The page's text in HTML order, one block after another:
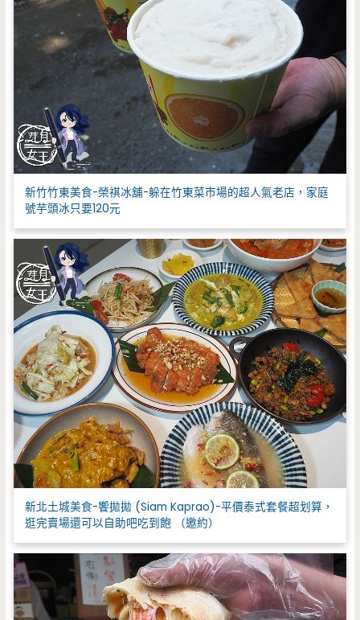
新竹竹東美食-榮祺冰舖-躲在竹東菜市場的超人氣老店，家庭
號芋頭冰只要120元
新北土城美食-饗拋拋 (Siam Kaprao)-平價泰式套餐超划算，
逛完賣場還可以自助吧吃到飽 （邀約）